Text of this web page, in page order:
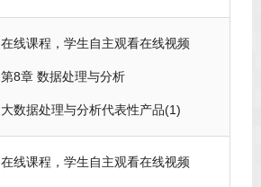
在线课程，学生自主观看在线视频
第8章 数据处理与分析
大数据处理与分析代表性产品(1)
在线课程，学生自主观看在线视频